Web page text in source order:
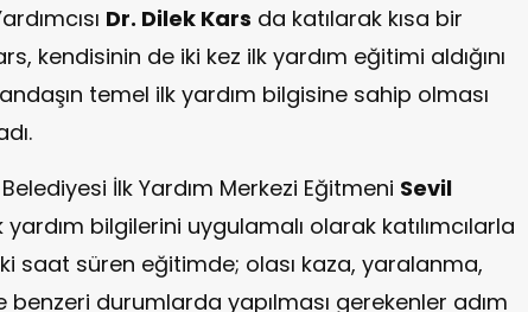
Dr. Dilek Kars da katılarak kısa bir
kendisinin de iki kez ilk yardım eğitimi aldığını
temel ilk yardım bilgisine sahip olması
İlk Yardım Merkezi Eğitmeni Sevil
bilgilerini uygulamalı olarak katılımcılarla
iki saat süren eğitimde; olası kaza, yaralanma,
benzeri durumlarda yapılması gerekenler adım